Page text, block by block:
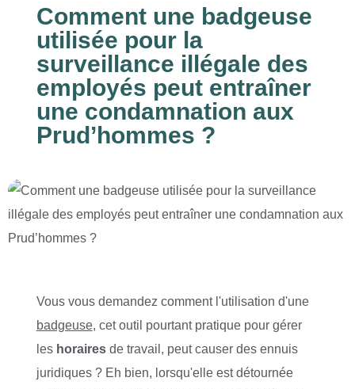
Comment une badgeuse
utilisée pour la
surveillance illégale des
employés peut entraîner
une condamnation aux
Prud’hommes ?
Vous vous demandez comment l'utilisation d'une
badgeuse, cet outil pourtant pratique pour gérer
les horairesde travail, peut causer des ennuis
juridiques ? Eh bien, lorsqu'elle est détournée